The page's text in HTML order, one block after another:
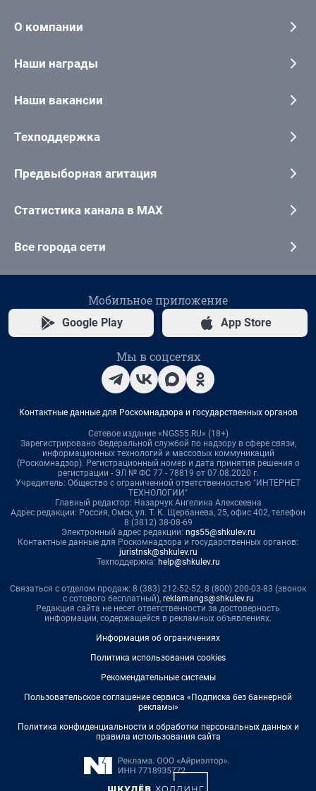
О компании
Наши награды
Наши вакансии
Техподдержка
Предвыборная агитация
Статистика канала в MAX
Все города сети
Мобильное приложение
Google Play App Store
Мы в соцсетях
Контактные данные для Роскомнадзора и государственных органов
Сетевое издание «NGS55.RU» (18+)
Зарегистрировано Федеральной службой по надзору в сфере связи,
информационных технологий и массовых коммуникаций
(Роскомнадзор). Регистрационный номер и дата принятия решения о
регистрации - ЭЛ № ФС 77 - 78819 от 07.08.2020 г.
Учредитель: Общество с ограниченной ответственностью "ИНТЕРНЕТ
ТЕХНОЛОГИИ"
Главный редактор: Назарчук Ангелина Алексеевна
Адрес редакции: Россия, Омск, ул. Т. К. Щербанева, 25, офис 402, телефон
8 (3812) 38-08-69
Электронный адрес редакции: ngs55@shkulev.ru
Контактные данные для Роскомнадзора и государственных органов:
juristnsk@shkulev.ru
Техподдержка: help@shkulev.ru
Связаться с отделом продаж: 8 (383) 212-52-52, 8 (800) 200-03-83 (звонок
с сотового бесплатный), reklamangs@shkulev.ru
Редакция сайта не несет ответственности за достоверность
информации, содержащейся в рекламных объявлениях.
Информация об ограничениях
Политика использования cookies
Рекомендательные системы
Пользовательское соглашение сервиса «Подписка без баннерной
рекламы»
Политика конфиденциальности и обработки персональных данных и
правила использования сайта